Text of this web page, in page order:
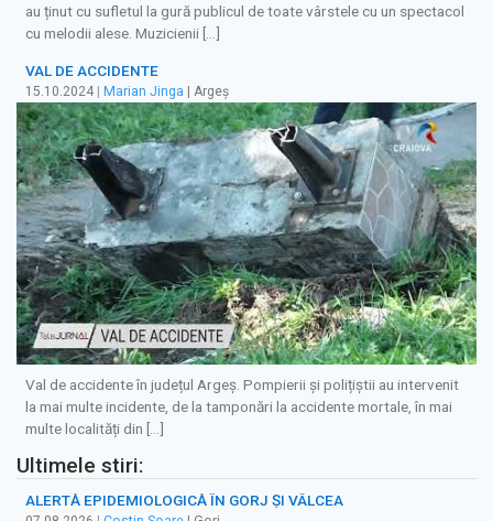
au ținut cu sufletul la gură publicul de toate vârstele cu un spectacol
cu melodii alese. Muzicienii […]
VAL DE ACCIDENTE
15.10.2024 Marian Jinga | Argeș
Val de accidente în județul Argeș. Pompierii și polițiștii au intervenit
la mai multe incidente, de la tamponări la accidente mortale, în mai
multe localități din […]
Ultimele stiri:
ALERTĂ EPIDEMIOLOGICĂ ÎN GORJ ȘI VÂLCEA